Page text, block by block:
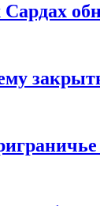
Сардах